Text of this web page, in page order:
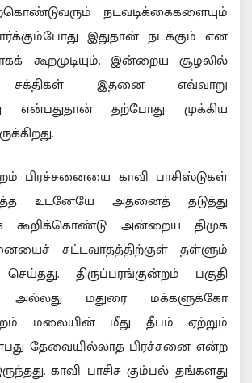
நடவடிக்கைகளையும்
இதுதான் நடக்கும் என
கூறமுடியும். இன்றைய சூழலில்
சக்திகள் இதனை எவ்வாறு
என்பதுதான் தற்போது முக்கிய
பிரச்சனையை காவி பாசிஸ்டுகள்
உடனேயே அதனைத் தடுத்து
கூறிக்கொண்டு அன்றைய திமுக
சட்டவாதத்திற்குள் தள்ளும்
திருப்பரங்குன்றம் பகுதி
அல்லது மதுரை மக்களுக்கோ
மலையின் மீது தீபம் ஏற்றும்
தேவையில்லாத பிரச்சனை என்ற
காவி பாசிச கும்பல் தங்களது